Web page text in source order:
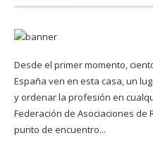
Desde el primer momento,
España ven en esta casa, un
y ordenar la profesión en
Federación de Asociaciones de
punto de encuentro...